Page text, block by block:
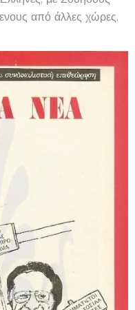
από άλλες χώρες.